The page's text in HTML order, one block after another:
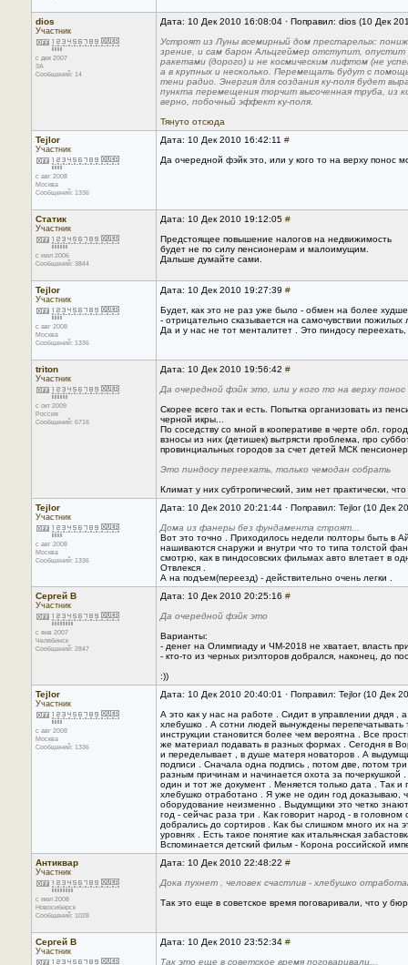
dios
Участник
с дек 2007
3A
Сообщений: 14
Дата: 10 Дек 2010 16:08:04 · Поправил: dios (10 Дек
Устроят из Луны всемирный дом престарелых:
зрение, и сам барон Альцгеймер отступит,
ракетами (дорого) и не космическим лифтом (не
а в крупных и несколько. Перемещать будут с
тени радио. Энергия для создания ку-поля будет
пункта перемещения торчит высоченная труба, из
верно, побочный эффект ку-поля.
Тянуто отсюда
Tejlor
Участник
с авг 2008
Москва
Сообщений: 1336
Дата: 10 Дек 2010 16:42:11 #
Да очередной фэйк это, или у кого то на верху понос
Статик
Участник
с июл 2006
Сообщений: 3844
Дата: 10 Дек 2010 19:12:05 #
Предстоящее повышение налогов на недвижимость
будет не по силу пенсионерам и малоимущим.
Дальше думайте сами.
Tejlor
Участник
с авг 2008
Москва
Сообщений: 1336
Дата: 10 Дек 2010 19:27:39 #
Будет, как это не раз уже было - обмен на более
- отрицательно сказывается на самочувствии
Да и у нас не тот менталитет . Это пиндосу
triton
Участник
с окт 2009
Россия
Сообщений: 6716
Дата: 10 Дек 2010 19:56:42 #
Да очередной фэйк это, или у кого то на верху понос
Скорее всего так и есть. Попытка организовать из
черной икры...
По соседству со мной в кооперативе в черте обл.
взносы из них (детишек) вытрясти проблема, про
провинциальных городов за счет детей МСК
Это пиндосу переехать, только чемодан собрать
Климат у них субтропический, зим нет практически,
Tejlor
Участник
с авг 2008
Москва
Сообщений: 1336
Дата: 10 Дек 2010 20:21:44 · Поправил: Tejlor (10 Дек
Дома из фанеры без фундамента строят...
Вот это точно . Приходилось недели полторы быть в
нашиваются снаружи и внутри что то типа толстой
смотрю, как в пиндосовских фильмах авто влетает в
Отвлекся .
А на подъем(переезд) - действительно очень легки .
Сергей В
Участник
с янв 2007
Челябинск
Сообщений: 2847
Дата: 10 Дек 2010 20:25:16 #
Да очередной фэйк это
Варианты:
- денег на Олимпиаду и ЧМ-2018 не хватает, власть
- кто-то из черных риэлторов добрался, наконец, до
:))
Tejlor
Участник
с авг 2008
Москва
Сообщений: 1336
Дата: 10 Дек 2010 20:40:01 · Поправил: Tejlor (10 Дек
А это как у нас на работе . Сидит в управлении дядя
хлебушко . А сотни людей вынуждены перепечатывать
инструкции становится более чем вероятна . Все
же материал подавать в разных формах . Сегодня в
и переделывает , в душе матеря новаторов . А
подписи . Сначала одна подпись , потом две, потом
разным причинам и начинается охота за почеркушкой
один и тот же документ . Меняется только дата . Так и
хлебушко отработано . Я уже не один год доказываю,
оборудование неизменно . Выдумщики это четко
год - сейчас раза три . Как говорит народ - в
добрались до сортиров . Как бы слишком много их на
уровнях . Есть такое понятие как итальянская
Вспоминается детский фильм - Корона российской
Антиквар
Участник
с июл 2008
Новосибирск
Сообщений: 1028
Дата: 10 Дек 2010 22:48:22 #
Дока пухнет , человек счастлив - хлебушко
Так это еще в советское время поговаривали, что у
Сергей В
Участник
Дата: 10 Дек 2010 23:52:34 #
Так это еще в советское время поговаривали...